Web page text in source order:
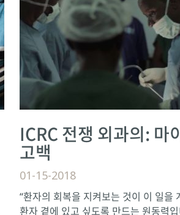
ICRC 전쟁 외과의: 마
고백
01-15-2018
“환자의 회복을 지켜보는 것이 이 일을
환자 곁에 있고 싶도록 만드는 원동력